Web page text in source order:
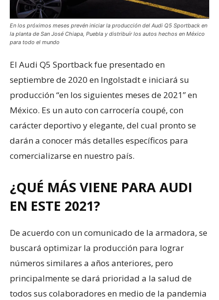
En los próximos meses prevén iniciar la producción del Audi Q5 Sportback en
la planta de San José Chiapa, Puebla y distribuír los autos hechos en México
para todo el mundo
El Audi Q5 Sportback fue presentado en
septiembre de 2020 en Ingolstadt e iniciará su
producción “en los siguientes meses de 2021” en
México. Es un auto con carrocería coupé, con
carácter deportivo y elegante, del cual pronto se
darán a conocer más detalles específicos para
comercializarse en nuestro país.
¿QUÉ MÁS VIENE PARA AUDI
EN ESTE 2021?
De acuerdo con un comunicado de la armadora, se
buscará optimizar la producción para lograr
números similares a años anteriores, pero
principalmente se dará prioridad a la salud de
todos sus colaboradores en medio de la pandemia